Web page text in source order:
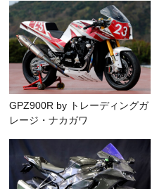
GPZ900R by トレーディングガ
レージ・ナカガワ